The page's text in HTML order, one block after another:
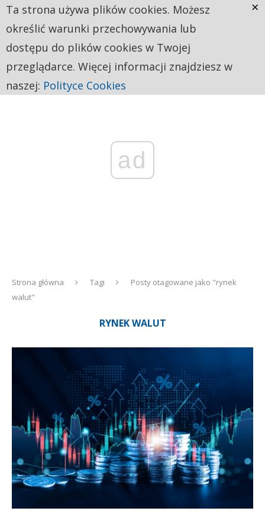
ad
Strona główna Tagi
Posty otagowane jako "rynek
walut"
RYNEK WALUT
Ta strona używa plików cookies. Możesz
określić warunki przechowywania lub
dostępu do plików cookies w Twojej
przeglądarce. Więcej informacji znajdziesz w
naszej: Polityce Cookies
×